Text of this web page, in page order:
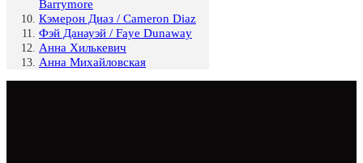
Barrymore
Кэмерон Диаз / Cameron Diaz
Фэй Данауэй / Faye Dunaway
Анна Хилькевич
Анна Михайловская